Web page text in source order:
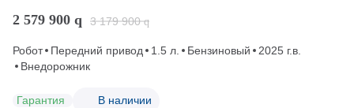
2 579 900 q 3 179 900 q
Робот Передний привод 1.5 л. Бензиновый
2025 г.в.
Внедорожник
Гарантия В наличии